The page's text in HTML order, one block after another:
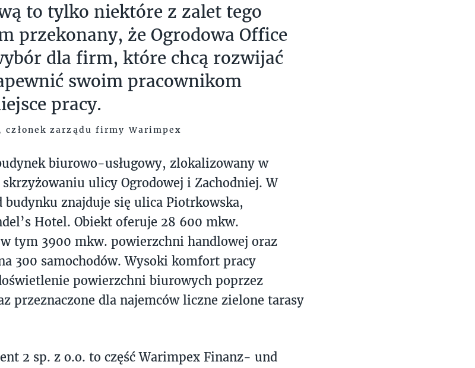
to tylko niektóre z zalet tego
przekonany, że Ogrodowa Office
dla firm, które chcą rozwijać
swoim pracownikom
pracy.
zarządu firmy Warimpex
biurowo-usługowy, zlokalizowany w
ulicy Ogrodowej i Zachodniej. W
budynku znajduje się ulica Piotrkowska,
Hotel. Obiekt oferuje 28 600 mkw.
tym 3900 mkw. powierzchni handlowej oraz
300 samochodów. Wysoki komfort pracy
powierzchni biurowych poprzez
przeznaczone dla najemców liczne zielone tarasy
2 sp. z o.o. to część Warimpex Finanz- und